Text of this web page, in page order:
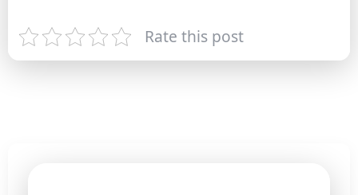
Rate this post